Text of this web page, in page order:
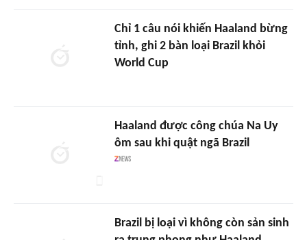
Chỉ 1 câu nói khiến Haaland bừng
tỉnh, ghi 2 bàn loại Brazil khỏi
World Cup
Haaland được công chúa Na Uy
ôm sau khi quật ngã Brazil
Brazil bị loại vì không còn sản sinh